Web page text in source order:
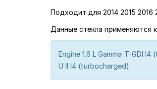
Подходит для 2014 2015 2016
Данные стекла применяются
Engine 1.6 L Gamma T-GDI
U II I4 (turbocharged)